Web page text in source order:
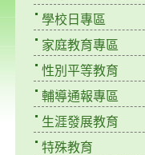
學校日專區
家庭教育專區
性別平等教育
輔導通報專區
生涯發展教育
特殊教育